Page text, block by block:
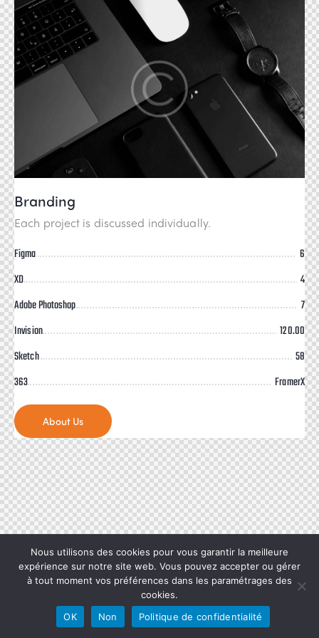
Branding
Each project is discussed individually.
Figma 6
XD 4
Adobe Photoshop 7
Invision 120.00
Sketch 58
FramerX
363
About Us
Nous utilisons des cookies pour vous garantir la meilleure
expérience sur notre site web. Vous pouvez accepter ou gérer
à tout moment vos préférences dans les paramétrages des
cookies.
OK
Non Politique de confidentialité